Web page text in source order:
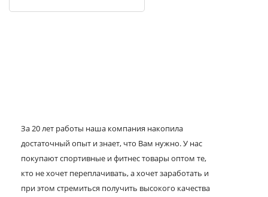
За 20 лет работы наша компания накопила
достаточный опыт и знает, что Вам нужно. У нас
покупают спортивные и фитнес товары оптом те,
кто не хочет переплачивать, а хочет заработать и
при этом стремиться получить высокого качества